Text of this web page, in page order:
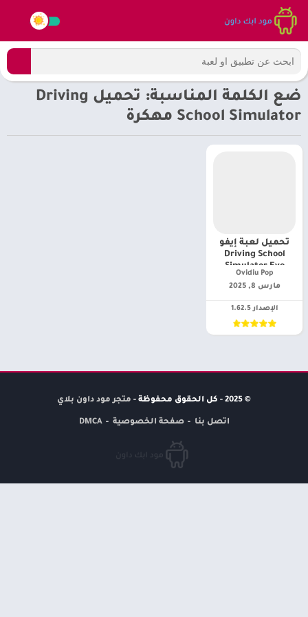
ضع الكلمة المناسبة: تحميل Driving
School Simulator مهكرة
تحميل لعبة إيفو
Driving School
Simulator Evo
مهكرة [اخر اصدار]
Ovidiu Pop‏
مارس 8, 2025
الإصدار 1.62.5
© 2025 - كل الحقوق محفوظة - متجر مود داون بلاي
اتصل بنا صفحة الخصوصية DMCA